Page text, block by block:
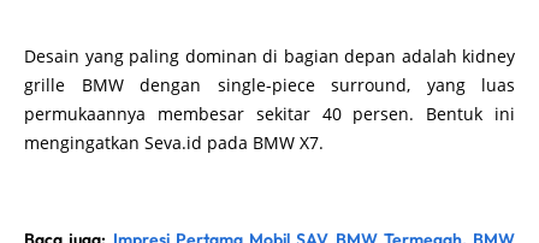
Desain yang paling dominan di bagian depan adalah kidney
grille BMW dengan single-piece surround, yang luas
permukaannya membesar sekitar 40 persen. Bentuk ini
mengingatkan Seva.id pada BMW X7.